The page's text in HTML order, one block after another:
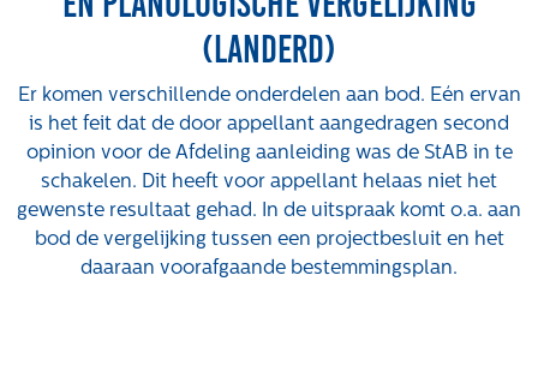
Hoge Woerd in Ewijk
Pachtbeleid gemeente Valkenswaard: duurzame
watertransitie
Strategisch grondbeleid als motor voor
woningbouwversnelling Gemeente Vught
Over ons
Maatschappelijk
(Landerd)
Er komen verschillende onderdelen aan bod. Eén ervan
is het feit dat de door appellant aangedragen second
opinion voor de Afdeling aanleiding was de StAB in te
schakelen. Dit heeft voor appellant helaas niet het
gewenste resultaat gehad. In de uitspraak komt o.a. aan
bod de vergelijking tussen een projectbesluit en het
daaraan voorafgaande bestemmingsplan.